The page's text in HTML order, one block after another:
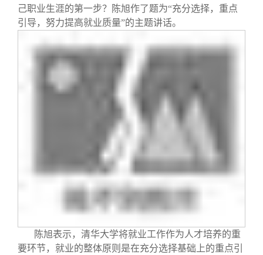
己职业生涯的第一步？陈旭作了题为“充分选择，重点
引导，努力提高就业质量”的主题讲话。
陈旭表示，清华大学将就业工作作为人才培养的重
要环节，就业的整体原则是在充分选择基础上的重点引